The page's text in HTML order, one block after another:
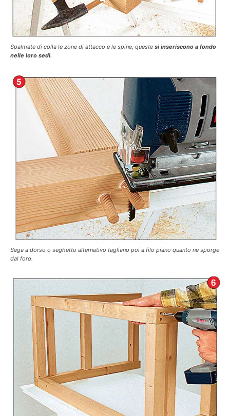
Spalmate di colla le zone di attacco e le spine, queste si inseriscono a fondo
nelle loro sedi.
Sega a dorso o seghetto alternativo tagliano poi a filo piano quanto ne sporge
dal foro.